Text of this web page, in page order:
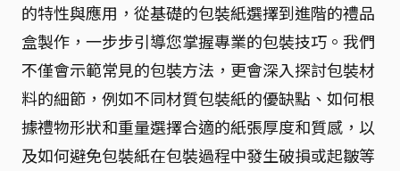
的特性與應用，從基礎的包裝紙選擇到進階的禮品
盒製作，一步步引導您掌握專業的包裝技巧。我們
不僅會示範常見的包裝方法，更會深入探討包裝材
料的細節，例如不同材質包裝紙的優缺點、如何根
據禮物形狀和重量選擇合適的紙張厚度和質感，以
及如何避免包裝紙在包裝過程中發生破損或起皺等